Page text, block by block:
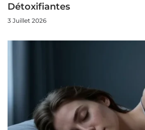
Détoxifiantes
3 Juillet 2026